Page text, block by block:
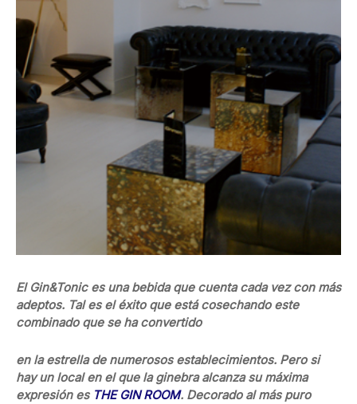
El Gin&Tonic es una bebida que cuenta cada vez con más
adeptos. Tal es el éxito que está cosechando este
combinado que se ha convertido
en la estrella de numerosos establecimientos. Pero si
hay un local en el que la ginebra alcanza su máxima
expresión es THE GIN ROOM. Decorado al más puro